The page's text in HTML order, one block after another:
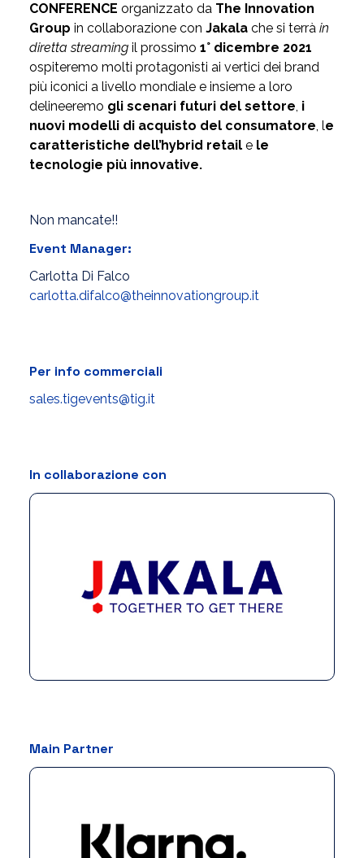
CONFERENCE organizzato da The Innovation
Group in collaborazione con Jakala che si terrà in
diretta streaming il prossimo 1° dicembre 2021
ospiteremo molti protagonisti ai vertici dei brand
più iconici a livello mondiale e insieme a loro
delineeremo gli scenari futuri del settore, i
nuovi modelli di acquisto del consumatore, le
caratteristiche dell’hybrid retail e le
tecnologie più innovative.
Non mancate!!
Event Manager:
Carlotta Di Falco
carlotta.difalco@theinnovationgroup.it
Per info commerciali
sales.tigevents@tig.it
In collaborazione con
Main Partner